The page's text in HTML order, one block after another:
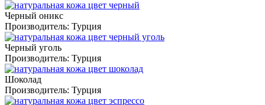
Черный оникс
Производитель: Турция
Черный уголь
Производитель: Турция
Шоколад
Производитель: Турция